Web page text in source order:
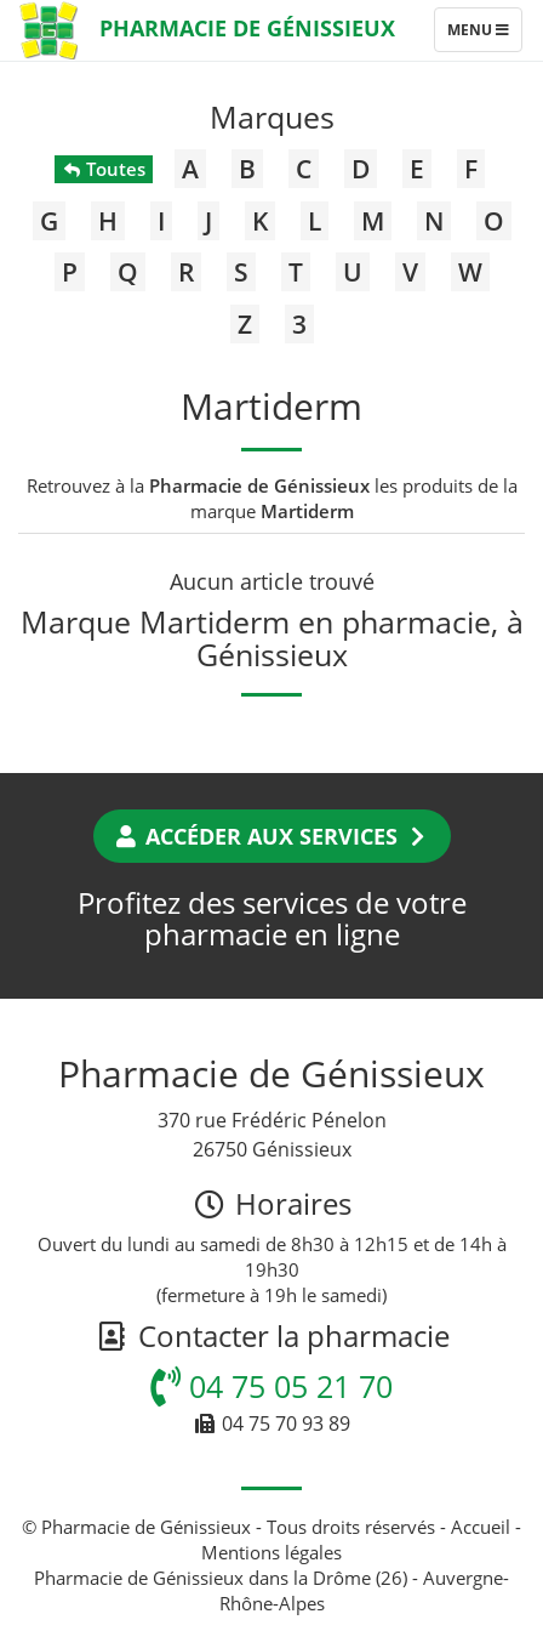
PHARMACIE DE GÉNISSIEUX
TOGGLE
NAVIGATION
MENU
Marques
Toutes A B C D E
F
G
H I J K L M N
O
P
Q R S T U V
W
Z
3
Martiderm
Retrouvez à la Pharmacie de Génissieuxles produits de la
marque Martiderm
Aucun article trouvé
Marque Martiderm en pharmacie, à
Génissieux
ACCÉDER AUX SERVICES
Profitez des services de votre
pharmacie en ligne
Pharmacie de Génissieux
370 rue Frédéric Pénelon
26750 Génissieux
Horaires
Ouvert du lundi au samedi de 8h30 à 12h15 et de 14h à
19h30
(fermeture à 19h le samedi)
Contacter la pharmacie
04 75 05 21 70
04 75 70 93 89
© Pharmacie de Génissieux - Tous droits réservés - Accueil -
Mentions légales
Pharmacie de Génissieux dans la Drôme (26) - Auvergne-
Rhône-Alpes